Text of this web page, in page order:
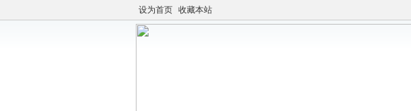
设为首页 收藏本站